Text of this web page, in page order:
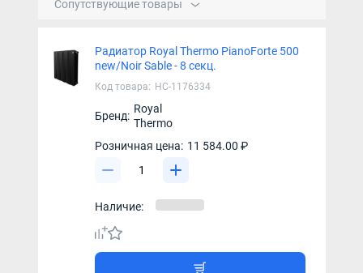
Сопутствующие товары
Радиатор Royal Thermo PianoForte 500
new/Noir Sable - 8 секц.
Код товара: НС-1176334
Бренд:
Royal
Thermo
Розничная цена: 11 584.00 ₽
Наличие: